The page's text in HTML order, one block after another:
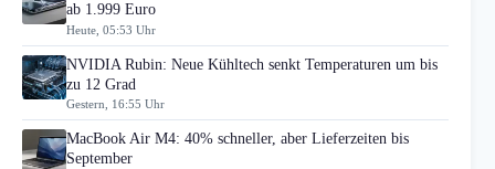
ab 1.999 Euro
Heute, 05:53 Uhr
NVIDIA Rubin: Neue Kühltech senkt Temperaturen um bis
zu 12 Grad
Gestern, 16:55 Uhr
MacBook Air M4: 40% schneller, aber Lieferzeiten bis
September